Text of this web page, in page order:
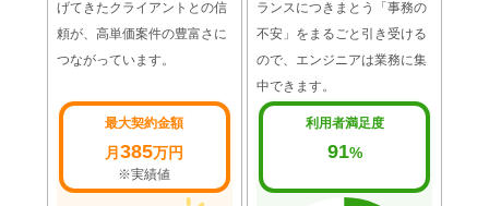
げてきたクライアントとの信
頼が、高単価案件の豊富さに
つながっています。
最大契約金額
月385万円
※実績値
ランスにつきまとう「事務の
不安」をまるごと引き受ける
ので、エンジニアは業務に集
中できます。
利用者満足度
91%